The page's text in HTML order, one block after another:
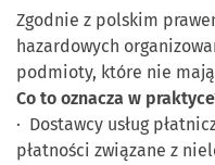
Zgodnie z polskim
hazardowych
podmioty, które nie
Co to oznacza w
· Dostawcy usług
płatności związane z